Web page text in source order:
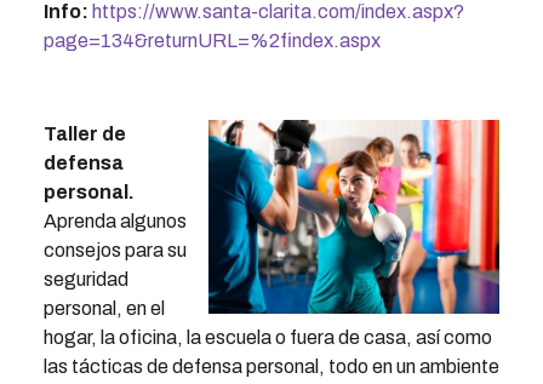
Info: https://www.santa-clarita.com/index.aspx?
page=134&returnURL=%2findex.aspx
Taller de
defensa
personal .
Aprenda algunos
consejos para su
seguridad
personal, en el
hogar, la oficina, la escuela o fuera de casa, así como
las tácticas de defensa personal, todo en un ambiente